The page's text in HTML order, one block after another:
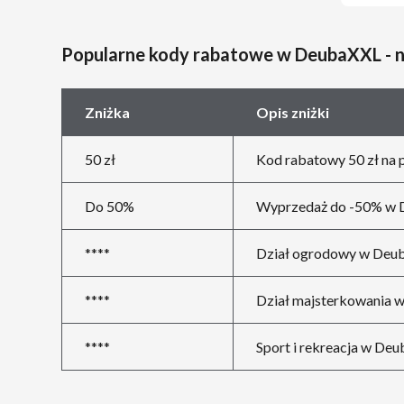
Popularne kody rabatowe w DeubaXXL -
Zniżka Opis zniżki
50 zł Kod rabatowy 50 zł na
Do 50% Wyprzedaż do -50% w
**** Dział ogrodowy w
**** Dział majsterkowania
**** Sport i rekreacja w